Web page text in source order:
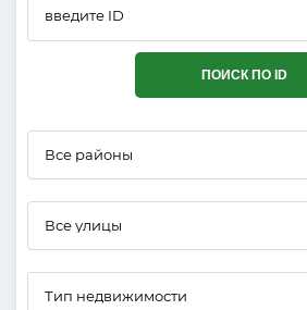
ПОИСК ПО ID
Все районы
Все улицы